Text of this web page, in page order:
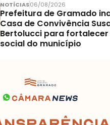
NOTÍCIAS06/08/2026
Prefeitura de Gramado
Casa de Convivência
Bertolucci para
social do município